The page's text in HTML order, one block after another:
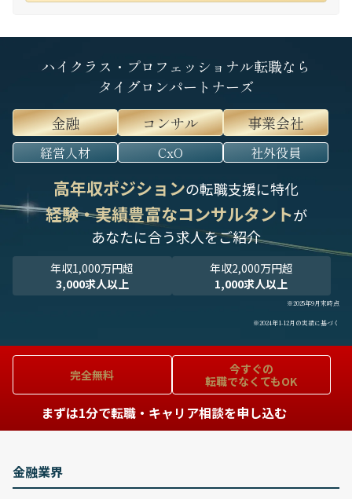
ハイクラス・プロフェッショナル転職なら
タイグロンパートナーズ
金融
コンサル 事業会社
経営人材 CxO 社外役員
高年収ポジションの転職支援に特化
経験・実績豊富なコンサルタントが
あなたに合う求人をご紹介
年収1,000万円超
3,000求人以上
年収2,000万円超
1,000求人以上
※2025年9月末時点
※2024年1-12月の実績に基づく
完全無料
今すぐの
転職でなくてもOK
まずは1分で転職・キャリア相談を申し込む
金融業界